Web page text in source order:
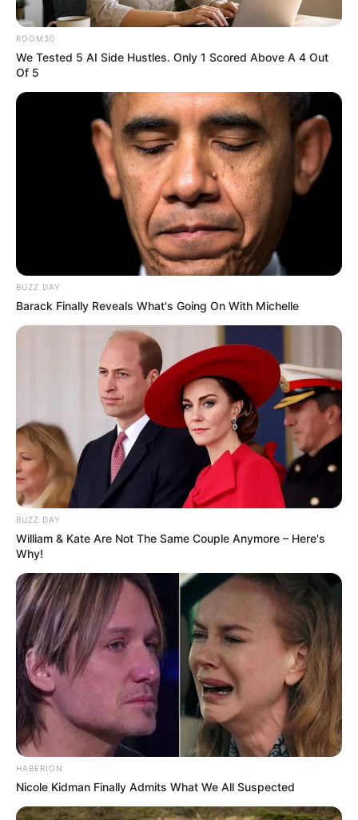
ROOM30
We Tested 5 AI Side Hustles. Only 1 Scored Above A 4 Out
Of 5
BUZZ DAY
Barack Finally Reveals What's Going On With Michelle
BUZZ DAY
William & Kate Are Not The Same Couple Anymore – Here's
Why!
HABERION
Nicole Kidman Finally Admits What We All Suspected